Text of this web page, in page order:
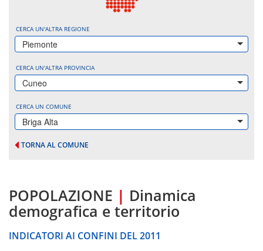
CERCA UN'ALTRA REGIONE
Piemonte
CERCA UN'ALTRA PROVINCIA
Cuneo
CERCA UN COMUNE
Briga Alta
TORNA AL COMUNE
POPOLAZIONE | Dinamica
demografica e territorio
INDICATORI AI CONFINI DEL 2011